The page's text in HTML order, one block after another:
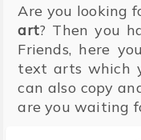
Are you looking
art? Then you
Friends, here
text arts which
can also copy
are you waiting